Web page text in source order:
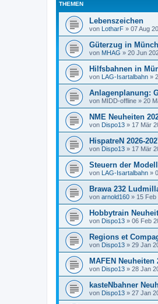
THEMEN
Lebenszeichen
von LotharF » 07 Aug
Güterzug in
von MHAG » 20 Jun
Hilfsbahnen in
von LAG-Isartalbahn »
Anlagenplanung:
von MIDD-offline » 20
NME Neuheiten
von Dispo13 » 17 Mär
HispatreN 2026-
von Dispo13 » 17 Mär
Steuern der
von LAG-Isartalbahn »
Brawa 232
von arnold160 » 15 Feb
Hobbytrain
von Dispo13 » 06 Feb
Regions et
von Dispo13 » 29 Jan
MAFEN Neuheiten
von Dispo13 » 28 Jan
kasteNbahner
von Dispo13 » 27 Jan